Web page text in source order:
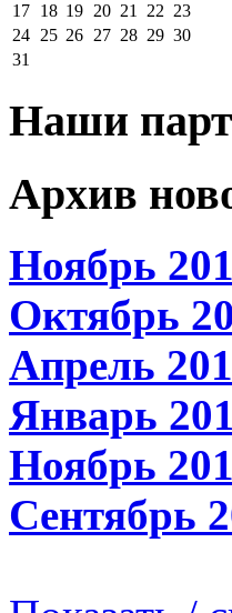
17 18 19 20 21 22 23
24 25 26 27 28 29 30
31
Наши
Архив
Ноябрь
Октябрь
Апрель
Январь
Ноябрь
Сентябрь